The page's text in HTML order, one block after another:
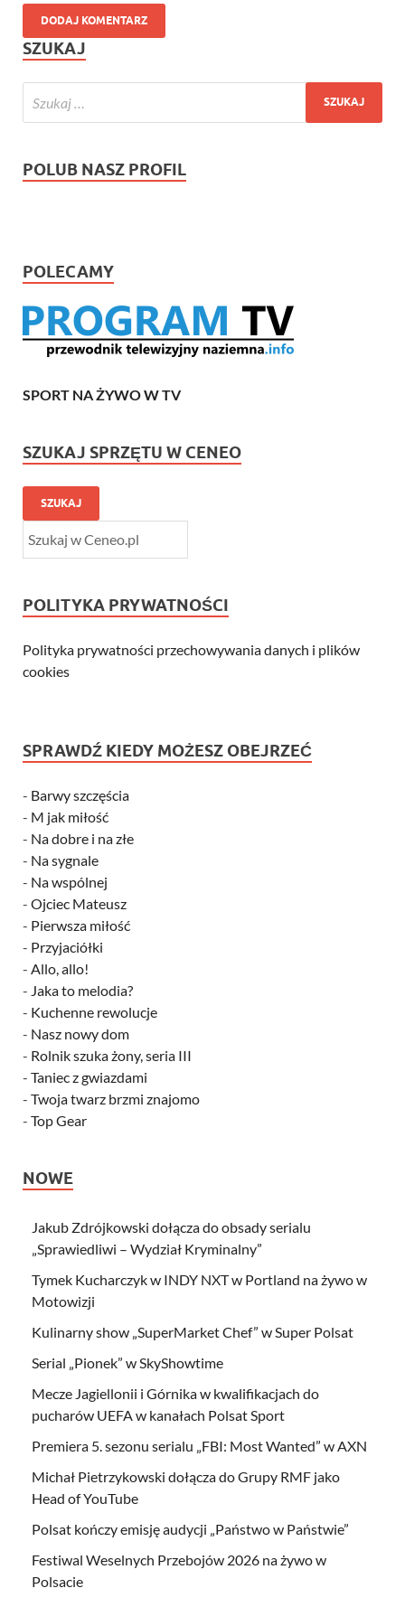
SZUKAJ
POLUB NASZ PROFIL
POLECAMY
SPORT NA ŻYWO W TV
SZUKAJ SPRZĘTU W CENEO
SZUKAJ
POLITYKA PRYWATNOŚCI
Polityka prywatności przechowywania danych i plików
cookies
SPRAWDŹ KIEDY MOŻESZ OBEJRZEĆ
- Barwy szczęścia
- M jak miłość
- Na dobre i na złe
- Na sygnale
- Na wspólnej
- Ojciec Mateusz
- Pierwsza miłość
- Przyjaciółki
- Allo, allo!
- Jaka to melodia?
- Kuchenne rewolucje
- Nasz nowy dom
- Rolnik szuka żony, seria III
- Taniec z gwiazdami
- Twoja twarz brzmi znajomo
- Top Gear
NOWE
Jakub Zdrójkowski dołącza do obsady serialu
„Sprawiedliwi – Wydział Kryminalny”
Tymek Kucharczyk w INDY NXT w Portland na żywo w
Motowizji
Kulinarny show „SuperMarket Chef” w Super Polsat
Serial „Pionek” w SkyShowtime
Mecze Jagiellonii i Górnika w kwalifikacjach do
pucharów UEFA w kanałach Polsat Sport
Premiera 5. sezonu serialu „FBI: Most Wanted” w AXN
Michał Pietrzykowski dołącza do Grupy RMF jako
Head of YouTube
Polsat kończy emisję audycji „Państwo w Państwie”
Festiwal Weselnych Przebojów 2026 na żywo w
Polsacie